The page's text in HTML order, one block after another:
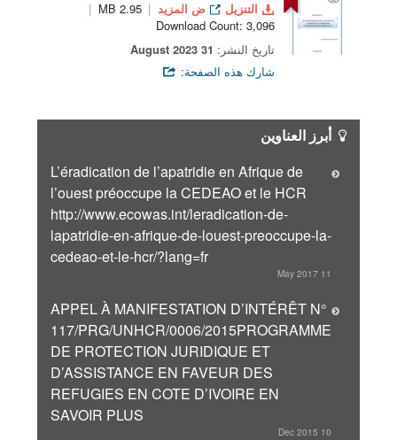
التنزيل ض المزيد
2.95 MB
Download Count: 3,096
تاريخ النشر: 31 August 2023
شارك هذه الصفحة:
أبرز العناوين
L’éradication de l’apatridie en Afrique de
l’ouest préoccupe la CEDEAO et le HCR
http://www.ecowas.int/leradication-de-
lapatridie-en-afrique-de-louest-preoccupe-la-
cedeao-et-le-hcr/?lang=fr
11 May 2017
APPEL À MANIFESTATION D’INTÉRÊT N°
117/PRG/UNHCR/0006/2015PROGRAMME
DE PROTECTION JURIDIQUE ET
D’ASSISTANCE EN FAVEUR DES
REFUGIES EN COTE D’IVOIRE EN
SAVOIR PLUS
10 Dec 2015